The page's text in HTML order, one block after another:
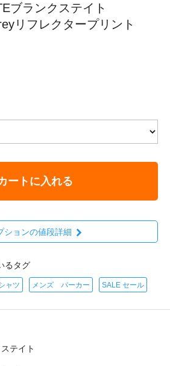
ブランクステイト
リフレクタープリント
ートに入れる
ションの値段詳細
るタグ
ャツ メンズ パーカー SALE セール
テイト